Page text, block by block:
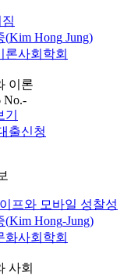
(Kim Hong Jung)
론사회학회
이론
No.-
출신청
프와 모바일 성찰성
(Kim Hong-Jung)
화사회학회
사회